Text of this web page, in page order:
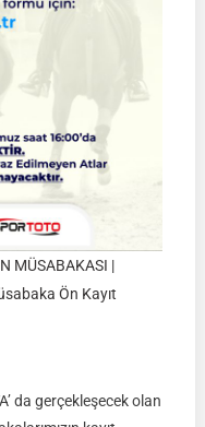
MÜSABAKASI |
Ön Kayıt
da gerçekleşecek olan